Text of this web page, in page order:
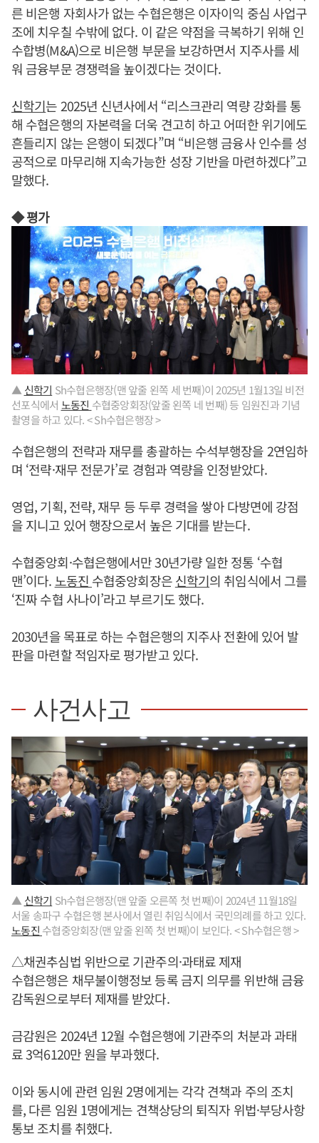
른 비은행 자회사가 없는 수협은행은 이자이익 중심 사업구
조에 치우칠 수밖에 없다. 이 같은 약점을 극복하기 위해 인
수합병(M&A)으로 비은행 부문을 보강하면서 지주사를 세
워 금융부문 경쟁력을 높이겠다는 것이다.
신학기는 2025년 신년사에서 “리스크관리 역량 강화를 통
해 수협은행의 자본력을 더욱 견고히 하고 어떠한 위기에도
흔들리지 않는 은행이 되겠다”며 “비은행 금융사 인수를 성
공적으로 마무리해 지속가능한 성장 기반을 마련하겠다”고
말했다.
◆ 평가
▲ 신학기 Sh수협은행장(맨 앞줄 왼쪽 세 번째)이 2025년 1월13일 비전
선포식에서 노동진 수협중앙회장(앞줄 왼쪽 네 번째) 등 임원진과 기념
촬영을 하고 있다. < Sh수협은행장 >
수협은행의 전략과 재무를 총괄하는 수석부행장을 2연임하
며 ‘전략·재무 전문가’로 경험과 역량을 인정받았다.
영업, 기획, 전략, 재무 등 두루 경력을 쌓아 다방면에 강점
을 지니고 있어 행장으로서 높은 기대를 받는다.
수협중앙회·수협은행에서만 30년가량 일한 정통 ‘수협
맨’이다. 노동진 수협중앙회장은신학기의 취임식에서 그를
‘진짜 수협 사나이’라고 부르기도 했다.
2030년을 목표로 하는 수협은행의 지주사 전환에 있어 발
판을 마련할 적임자로 평가받고 있다.
사건사고
▲ 신학기 Sh수협은행장(맨 앞줄 오른쪽 첫 번째)이 2024년 11월18일
서울 송파구 수협은행 본사에서 열린 취임식에서 국민의례를 하고 있다.
노동진 수협중앙회장(맨 앞줄 왼쪽 첫 번째)이 보인다. < Sh수협은행 >
△채권추심법 위반으로 기관주의·과태료 제재
수협은행은 채무불이행정보 등록 금지 의무를 위반해 금융
감독원으로부터 제재를 받았다.
금감원은 2024년 12월 수협은행에 기관주의 처분과 과태
료 3억6120만 원을 부과했다.
이와 동시에 관련 임원 2명에게는 각각 견책과 주의 조치
를, 다른 임원 1명에게는 견책상당의 퇴직자 위법·부당사항
통보 조치를 취했다.